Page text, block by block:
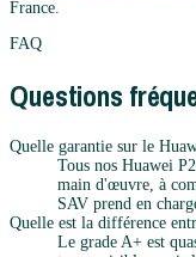
France.
FAQ
Questions
Quelle garantie sur le
Tous nos Huawei
main d'œuvre, à
SAV prend en
Quelle est la différence
Le grade A+ est